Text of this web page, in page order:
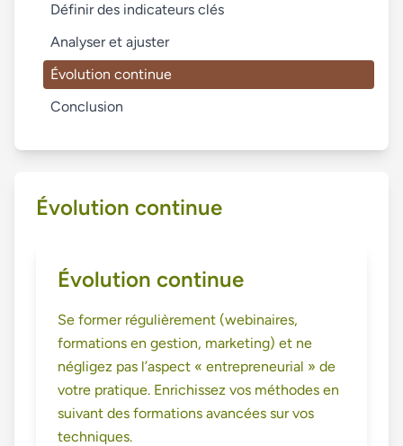
Définir des indicateurs clés
Analyser et ajuster
Évolution continue
Conclusion
Évolution continue
Évolution continue
Se former régulièrement (webinaires,
formations en gestion, marketing) et ne
négligez pas l’aspect « entrepreneurial » de
votre pratique. Enrichissez vos méthodes en
suivant des formations avancées sur vos
techniques.